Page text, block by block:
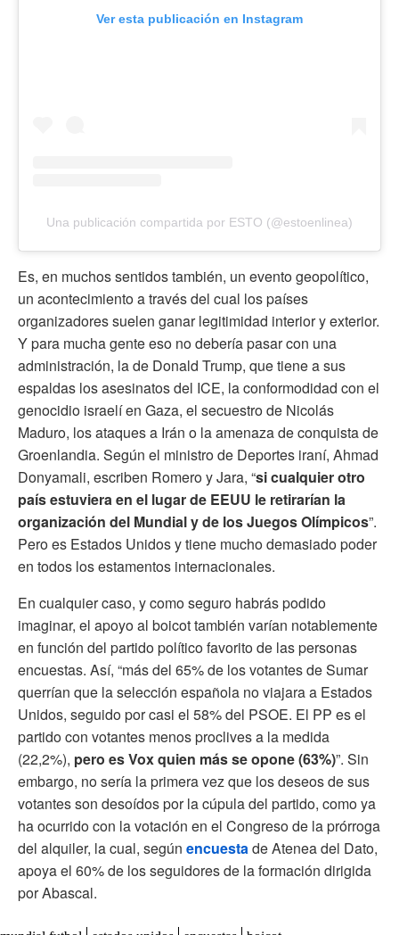
Ver esta publicación en Instagram
Una publicación compartida por ESTO (@estoenlinea)
Es, en muchos sentidos también, un evento geopolítico,
un acontecimiento a través del cual los países
organizadores suelen ganar legitimidad interior y exterior.
Y para mucha gente eso no debería pasar con una
administración, la de Donald Trump, que tiene a sus
espaldas los asesinatos del ICE, la conformodidad con el
genocidio israelí en Gaza, el secuestro de Nicolás
Maduro, los ataques a Irán o la amenaza de conquista de
Groenlandia. Según el ministro de Deportes iraní, Ahmad
Donyamali, escriben Romero y Jara, “si cualquier otro
país estuviera en el lugar de EEUU le retirarían la
organización del Mundial y de los Juegos Olímpicos”.
Pero es Estados Unidos y tiene mucho demasiado poder
en todos los estamentos internacionales.
En cualquier caso, y como seguro habrás podido
imaginar, el apoyo al boicot también varían notablemente
en función del partido político favorito de las personas
encuestas. Así, “más del 65% de los votantes de Sumar
querrían que la selección española no viajara a Estados
Unidos, seguido por casi el 58% del PSOE. El PP es el
partido con votantes menos proclives a la medida
(22,2%), pero es Vox quien más se opone (63%)”. Sin
embargo, no sería la primera vez que los deseos de sus
votantes son desoídos por la cúpula del partido, como ya
ha ocurrido con la votación en el Congreso de la prórroga
del alquiler, la cual, según encuestade Atenea del Dato,
apoya el 60% de los seguidores de la formación dirigida
por Abascal.